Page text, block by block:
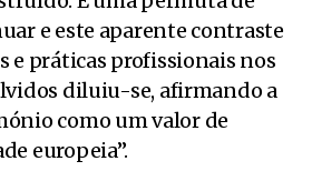
e este aparente contraste
e práticas profissionais nos
diluiu-se, afirmando a
como um valor de
europeia”.